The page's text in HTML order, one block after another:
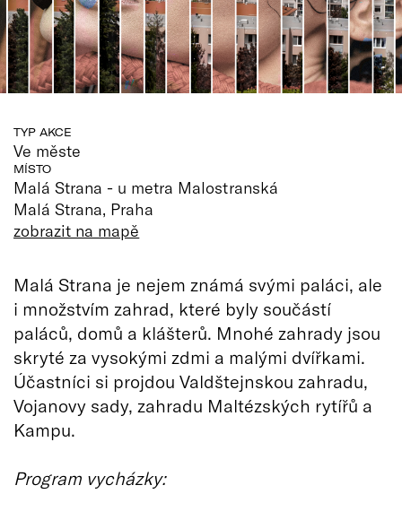
TYP AKCE
Ve měste
MÍSTO
Malá Strana - u metra Malostranská
Malá Strana, Praha
zobrazit na mapě
Malá Strana je nejem známá svými paláci, ale
i množstvím zahrad, které byly součástí
paláců, domů a klášterů. Mnohé zahrady jsou
skryté za vysokými zdmi a malými dvířkami.
Účastníci si projdou Valdštejnskou zahradu,
Vojanovy sady, zahradu Maltézských rytířů a
Kampu.
Program vycházky: